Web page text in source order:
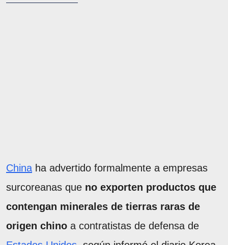
China ha advertido formalmente a empresas
surcoreanas que no exporten productos que
contengan minerales de tierras raras de
origen chino a contratistas de defensa de